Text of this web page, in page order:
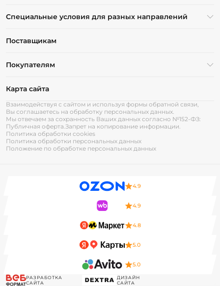
Специальные условия для разных направлений
Поставщикам
Покупателям
Карта сайта
Взаимодействуя с сайтом и используя формы обратной связи,
Вы соглашаетесь на обработку персональных данных.
Мы отвечаем за сохранность Ваших данных согласно №152-ФЗ:
Публичная оферта.Запрет на копирование информации.
Политика обработки cookies
Политика обработки персональных данных
Положение по обработке персональных данных
4.9
4.9
4.8
5.0
5.0
РАЗРАБОТКА
САЙТА
ДИЗАЙН
САЙТА